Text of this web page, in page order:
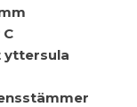
yttersula